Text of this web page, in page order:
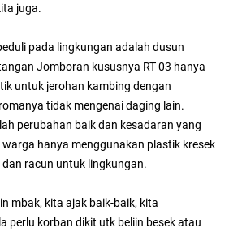
juga.
pada lingkungan adalah dusun
Jomboran kususnya RT 03 hanya
untuk jerohan kambing dengan
tidak mengenai daging lain.
perubahan baik dan kesadaran yang
hanya menggunakan plastik kresek
racun untuk lingkungan.
mbak, kita ajak baik-baik, kita
perlu korban dikit utk beliin besek atau